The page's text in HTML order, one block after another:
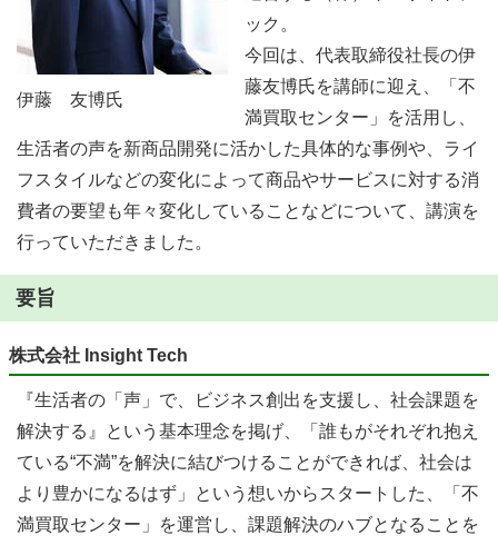
伊藤 友博氏
ック。
今回は、代表取締役社長の伊
藤友博氏を講師に迎え、「不
満買取センター」を活用し、
生活者の声を新商品開発に活かした具体的な事例や、ライ
フスタイルなどの変化によって商品やサービスに対する消
費者の要望も年々変化していることなどについて、講演を
行っていただきました。
要旨
株式会社 Insight Tech
『生活者の「声」で、ビジネス創出を支援し、社会課題を
解決する』という基本理念を掲げ、「誰もがそれぞれ抱え
ている“不満”を解決に結びつけることができれば、社会は
より豊かになるはず」という想いからスタートした、「不
満買取センター」を運営し、課題解決のハブとなることを